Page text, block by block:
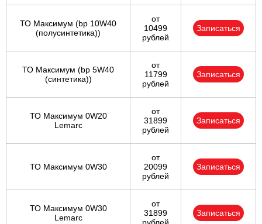
ТО Максимум (bp 10W40
(полусинтетика))
от
10499
рублей
Записаться
ТО Максимум (bp 5W40
(синтетика))
от
11799
рублей
Записаться
ТО Максимум 0W20
Lemarc
от
31899
рублей
Записаться
ТО Максимум 0W30
от
20099
рублей
Записаться
ТО Максимум 0W30
Lemarc
от
31899
Записаться